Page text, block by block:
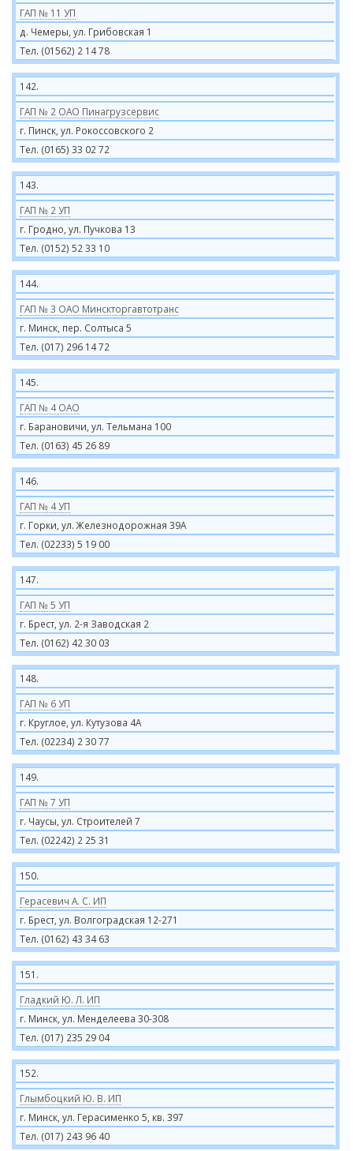
ГАП № 11 УП
д. Чемеры, ул. Грибовская 1
Тел. (01562) 2 14 78
142.
ГАП № 2 ОАО Пинагрузсервис
г. Пинск, ул. Рокоссовского 2
Тел. (0165) 33 02 72
143.
ГАП № 2 УП
г. Гродно, ул. Пучкова 13
Тел. (0152) 52 33 10
144.
ГАП № 3 ОАО Минскторгавтотранс
г. Минск, пер. Солтыса 5
Тел. (017) 296 14 72
145.
ГАП № 4 ОАО
г. Барановичи, ул. Тельмана 100
Тел. (0163) 45 26 89
146.
ГАП № 4 УП
г. Горки, ул. Железнодорожная 39А
Тел. (02233) 5 19 00
147.
ГАП № 5 УП
г. Брест, ул. 2-я Заводская 2
Тел. (0162) 42 30 03
148.
ГАП № 6 УП
г. Круглое, ул. Кутузова 4А
Тел. (02234) 2 30 77
149.
ГАП № 7 УП
г. Чаусы, ул. Строителей 7
Тел. (02242) 2 25 31
150.
Герасевич А. С. ИП
г. Брест, ул. Волгоградская 12-271
Тел. (0162) 43 34 63
151.
Гладкий Ю. Л. ИП
г. Минск, ул. Менделеева 30-308
Тел. (017) 235 29 04
152.
Глымбоцкий Ю. В. ИП
г. Минск, ул. Герасименко 5, кв. 397
Тел. (017) 243 96 40